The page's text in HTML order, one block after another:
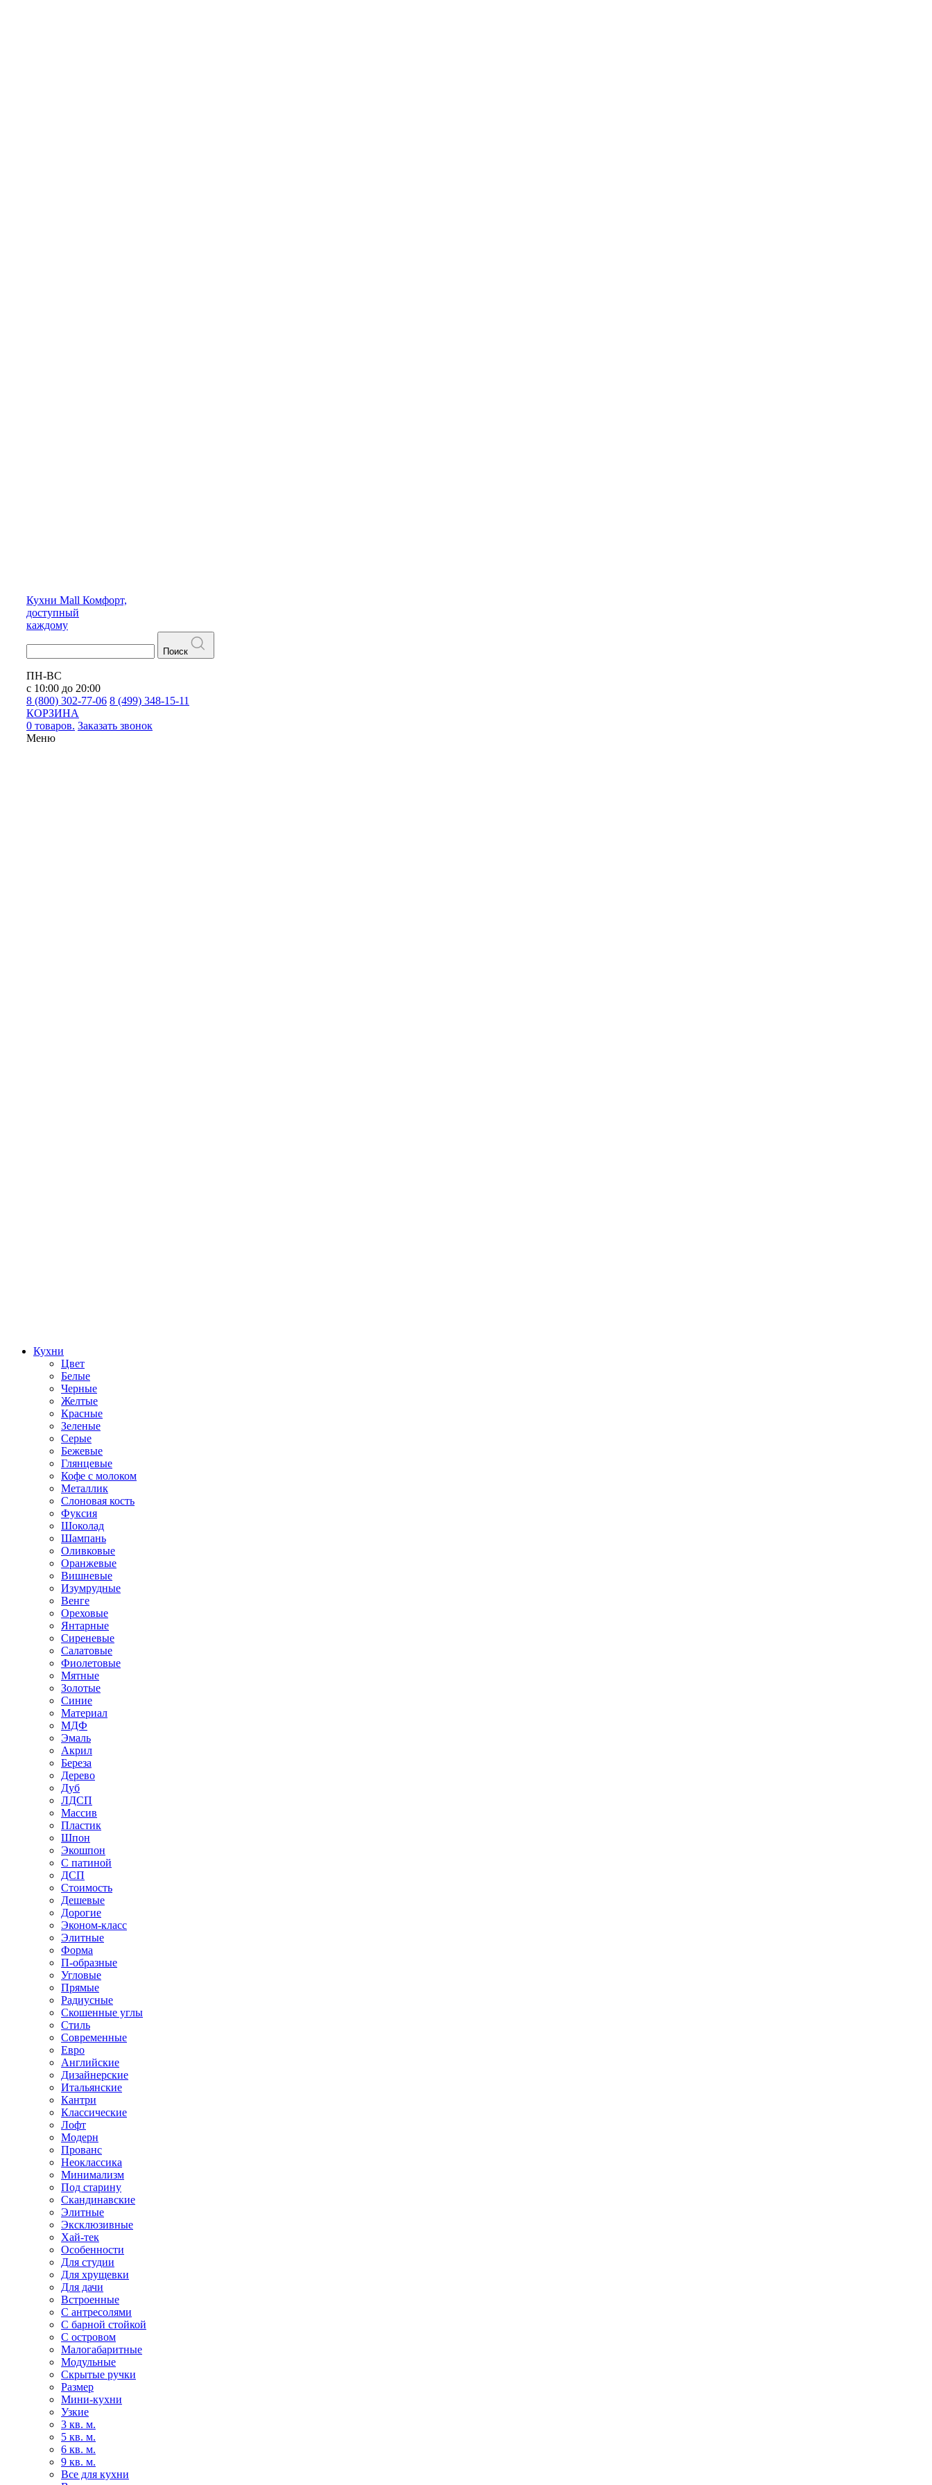
Кухни Mall Комфорт,
доступный
каждому
Поиск
ПН-ВС
с 10:00 до 20:00
8 (800) 302-77-06 8 (499) 348-15-11
КОРЗИНА
0 товаров. Заказать звонок
Меню
Кухни
Цвет
Белые
Черные
Желтые
Красные
Зеленые
Серые
Бежевые
Глянцевые
Кофе с молоком
Металлик
Слоновая кость
Фуксия
Шоколад
Шампань
Оливковые
Оранжевые
Вишневые
Изумрудные
Венге
Ореховые
Янтарные
Сиреневые
Салатовые
Фиолетовые
Мятные
Золотые
Синие
Материал
МДФ
Эмаль
Акрил
Береза
Дерево
Дуб
ЛДСП
Массив
Пластик
Шпон
Экошпон
С патиной
ДСП
Стоимость
Дешевые
Дорогие
Эконом-класс
Элитные
Форма
П-образные
Угловые
Прямые
Радиусные
Скошенные углы
Стиль
Современные
Евро
Английские
Дизайнерские
Итальянские
Кантри
Классические
Лофт
Модерн
Прованс
Неоклассика
Минимализм
Под старину
Скандинавские
Элитные
Эксклюзивные
Хай-тек
Особенности
Для студии
Для хрущевки
Для дачи
Встроенные
С антресолями
С барной стойкой
С островом
Малогабаритные
Модульные
Скрытые ручки
Размер
Мини-кухни
Узкие
3 кв. м.
5 кв. м.
6 кв. м.
9 кв. м.
Все для кухни